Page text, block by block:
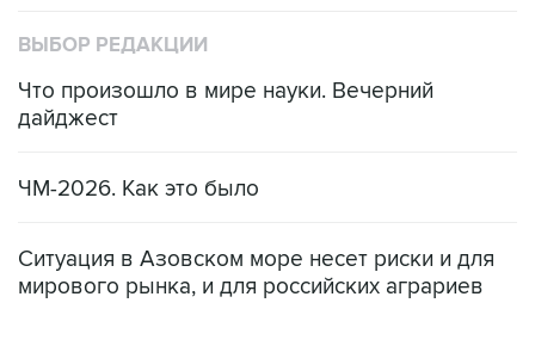
ВЫБОР РЕДАКЦИИ
Что произошло в мире науки. Вечерний
дайджест
ЧМ-2026. Как это было
Ситуация в Азовском море несет риски и для
мирового рынка, и для российских аграриев